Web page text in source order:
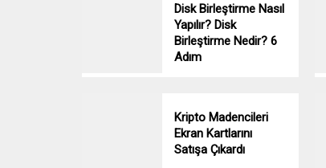
Disk Birleştirme Nasıl
Yapılır? Disk
Birleştirme Nedir? 6
Adım
Kripto Madencileri
Ekran Kartlarını
Satışa Çıkardı